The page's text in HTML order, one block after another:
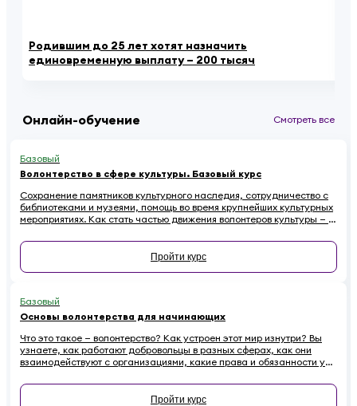
Родившим до 25 лет хотят назначить
единовременную выплату – 200 тысяч
Онлайн-обучение Смотреть все
Базовый
Волонтерство в сфере культуры. Базовый курс
Сохранение памятников культурного наследия, сотрудничество с
библиотеками и музеями, помощь во время крупнейших культурных
мероприятиях. Как стать частью движения волонтеров культуры — в
Пройти курс
Базовый
Основы волонтерства для начинающих
Что это такое — волонтерство? Как устроен этот мир изнутри? Вы
узнаете, как работают добровольцы в разных сферах, как они
взаимодействуют с организациями, какие права и обязанности у
распространенных ошибок.
Пройти курс